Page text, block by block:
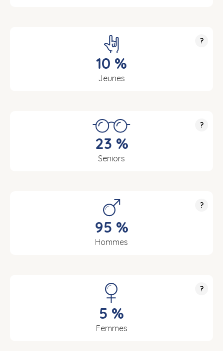
?
10 %
Jeunes
?
23 %
Seniors
?
95 %
Hommes
?
5 %
Femmes